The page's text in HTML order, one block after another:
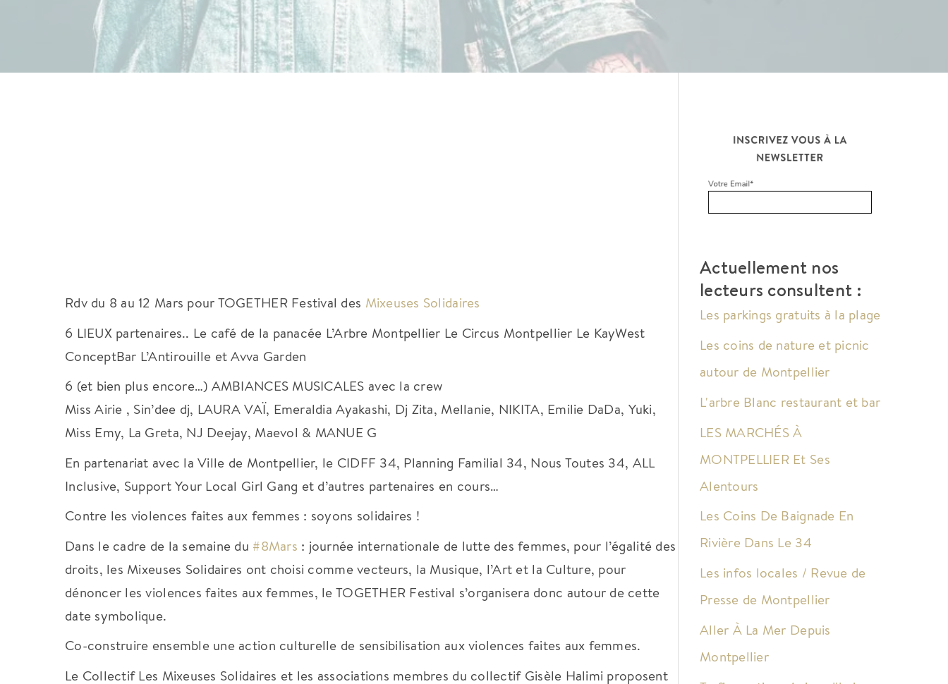
Rdv du 8 au 12 Mars pour TOGETHER Festival des Mixeuses Solidaires
6 LIEUX partenaires.. Le café de la panacée L’Arbre Montpellier Le Circus Montpellier Le KayWest
ConceptBar L’Antirouille et Avva Garden
6 (et bien plus encore…) AMBIANCES MUSICALES avec la crew
Miss Airie , Sin’dee dj, LAURA VAÏ, Emeraldia Ayakashi, Dj Zita, Mellanie, NIKITA, Emilie DaDa, Yuki,
Miss Emy, La Greta, NJ Deejay, Maevol & MANUE G
En partenariat avec la Ville de Montpellier, le CIDFF 34, Planning Familial 34, Nous Toutes 34, ALL
Inclusive, Support Your Local Girl Gang et d’autres partenaires en cours…
Contre les violences faites aux femmes : soyons solidaires !
Dans le cadre de la semaine du #8Mars : journée internationale de lutte des femmes, pour l’égalité des
droits, les Mixeuses Solidaires ont choisi comme vecteurs, la Musique, l’Art et la Culture, pour
dénoncer les violences faites aux femmes, le TOGETHER Festival s’organisera donc autour de cette
date symbolique.
Co-construire ensemble une action culturelle de sensibilisation aux violences faites aux femmes.
Le Collectif Les Mixeuses Solidaires et les associations membres du collectif Gisèle Halimi proposent
Actuellement nos
lecteurs consultent :
Les parkings gratuits à la plage
Les coins de nature et picnic
autour de Montpellier
L'arbre Blanc restaurant et bar
LES MARCHÉS À
MONTPELLIER Et Ses
Alentours
Les Coins De Baignade En
Rivière Dans Le 34
Les infos locales / Revue de
Presse de Montpellier
Aller À La Mer Depuis
Montpellier